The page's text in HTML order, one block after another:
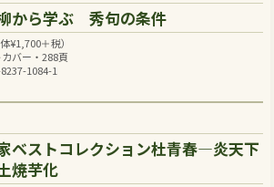
から学ぶ 秀句の条件
¥1,700＋税）
バー・288頁
1084-1
ベストコレクション杜青春―炎天下
焼芋化